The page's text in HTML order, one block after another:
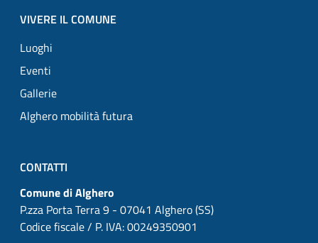
VIVERE IL COMUNE
Luoghi
Eventi
Gallerie
Alghero mobilità futura
CONTATTI
Comune di Alghero
P.zza Porta Terra 9 - 07041 Alghero (SS)
Codice fiscale / P. IVA: 00249350901